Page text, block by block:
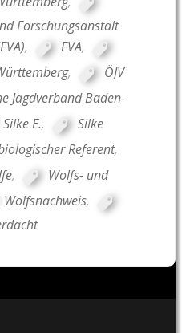
Forschungsanstalt
, FVA,
,
ÖJV
Jagdverband Baden-
Silke E.,
Silke
Referent,
,
Wolfs- und
Wolfsnachweis,